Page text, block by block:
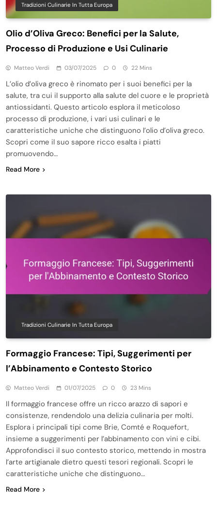
Tradizioni Culinarie In Tutta Europa
Olio d’Oliva Greco: Benefici per la Salute,
Processo di Produzione e Usi Culinarie
Matteo Verdi 03/07/2025 0 22 Mins
L’olio d’oliva greco è rinomato per i suoi benefici per la
salute, tra cui il supporto alla salute del cuore e le proprietà
antiossidanti. Questo articolo esplora il meticoloso
processo di produzione, i vari usi culinari e le
caratteristiche uniche che distinguono l’olio d’oliva greco.
Scopri come il suo sapore ricco esalta i piatti
promuovendo…
Read More
Tradizioni Culinarie In Tutta Europa
Formaggio Francese: Tipi, Suggerimenti per
l’Abbinamento e Contesto Storico
Matteo Verdi 01/07/2025 0 23 Mins
Il formaggio francese offre un ricco arazzo di sapori e
consistenze, rendendolo una delizia culinaria per molti.
Esplora i principali tipi come Brie, Comté e Roquefort,
insieme a suggerimenti per l’abbinamento con vini e cibi.
Approfondisci il suo contesto storico, mettendo in mostra
l’arte artigianale dietro questi tesori regionali. Scopri le
caratteristiche uniche che distinguono…
Read More